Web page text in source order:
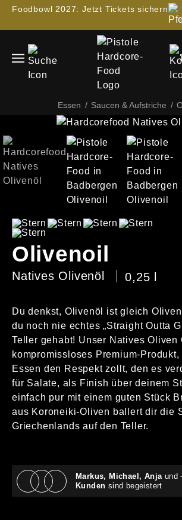
Foodbowl 2027: Jetzt Tickets sichern
Essen / Saucen & Aufstriche /
Olivenoil
Natives Olivenöl 0,25 l
Du denkst, Olivenöl ist gleich
du noch nie echtes „Straight Outta
Teller gehabt! Unser Natives Oliven
kompromissloses Premium-
Essen den Respekt zollt, den es
für Salate, als Finish über deinem
einfach pur mit einem guten Stück
aus Koroneiki-Oliven ballert dir die
Griechenlands auf den Teller.
Markus, Michael, Anjaund
Kunden sind begeistert